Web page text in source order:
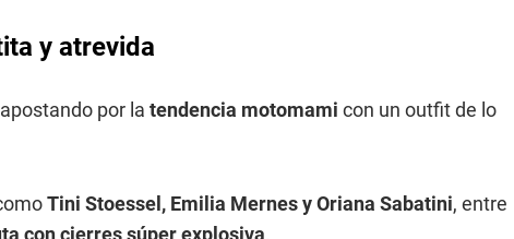
y atrevida
por la tendencia motomami con un outfit de lo
Tini Stoessel, Emilia Mernes y Oriana Sabatini, entre
con cierres súper explosiva.